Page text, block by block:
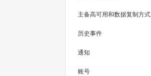
主备高可用和数据复制方式
历史事件
通知
账号